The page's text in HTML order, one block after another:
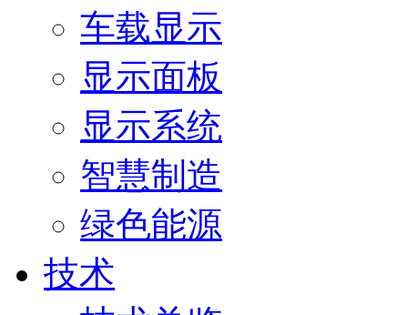
车载显示
显示面板
显示系统
智慧制造
绿色能源
技术